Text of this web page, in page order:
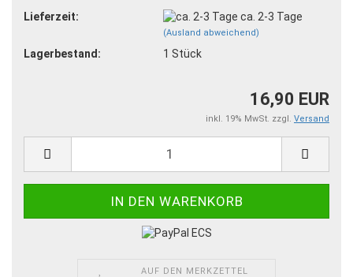
Lieferzeit:
ca. 2-3 Tage
(Ausland abweichend)
Lagerbestand: 1 Stück
16,90 EUR
inkl. 19% MwSt. zzgl. Versand
AUF DEN MERKZETTEL